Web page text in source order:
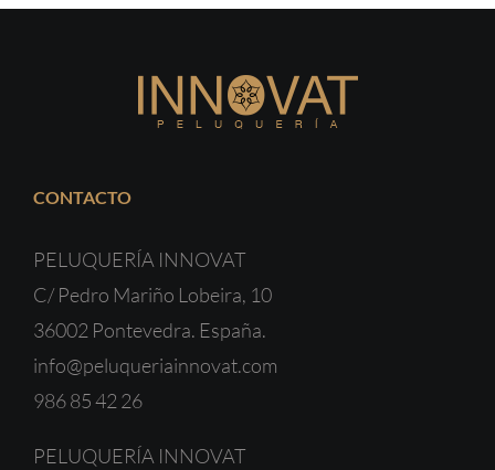
CONTACTO
PELUQUERÍA INNOVAT
C/ Pedro Mariño Lobeira, 10
36002 Pontevedra. España.
info@peluqueriainnovat.com
986 85 42 26
PELUQUERÍA INNOVAT